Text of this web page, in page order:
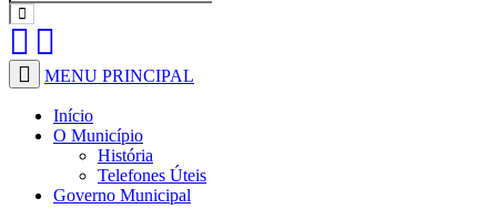
MENU PRINCIPAL
Início
O Município
História
Telefones Úteis
Governo Municipal